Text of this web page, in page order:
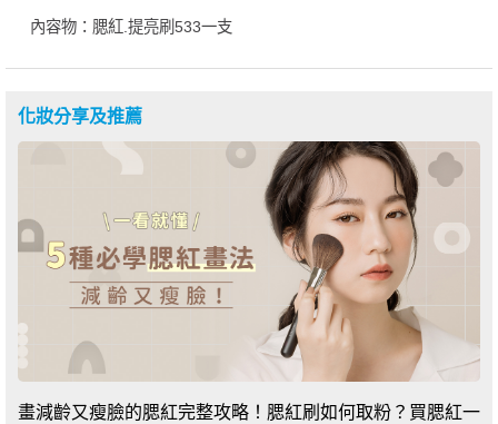
內容物：腮紅.提亮刷533一支
化妝分享及推薦
畫減齡又瘦臉的腮紅完整攻略！腮紅刷如何取粉？買腮紅一